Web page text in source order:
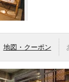
地図・クーポン